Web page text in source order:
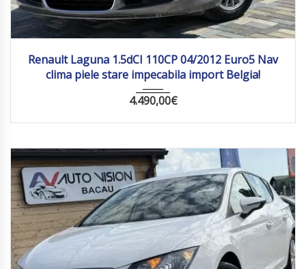
Renault Laguna 1.5dCI 110CP 04/2012 Euro5 Nav
clima piele stare impecabila import Belgia!
4.490,00€